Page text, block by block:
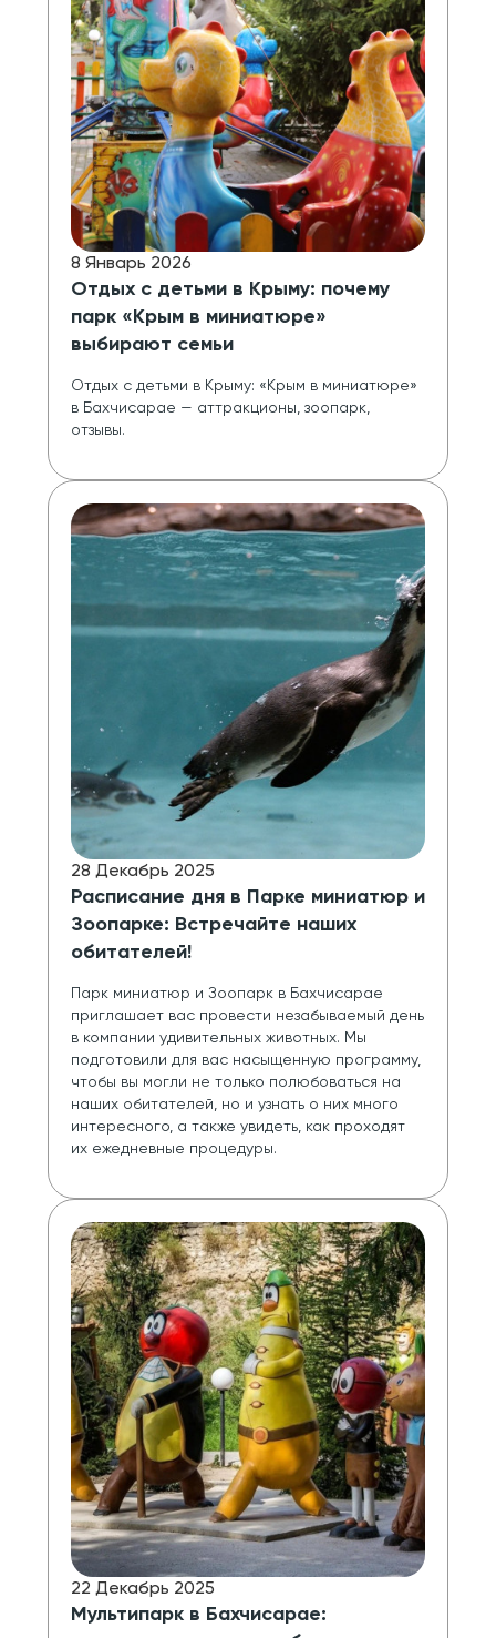
8 Январь 2026
Отдых с детьми в Крыму: почему
парк «Крым в миниатюре»
выбирают семьи
Отдых с детьми в Крыму: «Крым в миниатюре»
в Бахчисарае — аттракционы, зоопарк,
отзывы.
28 Декабрь 2025
Расписание дня в Парке миниатюр и
Зоопарке: Встречайте наших
обитателей!
Парк миниатюр и Зоопарк в Бахчисарае
приглашает вас провести незабываемый день
в компании удивительных животных. Мы
подготовили для вас насыщенную программу,
чтобы вы могли не только полюбоваться на
наших обитателей, но и узнать о них много
интересного, а также увидеть, как проходят
их ежедневные процедуры.
22 Декабрь 2025
Мультипарк в Бахчисарае: